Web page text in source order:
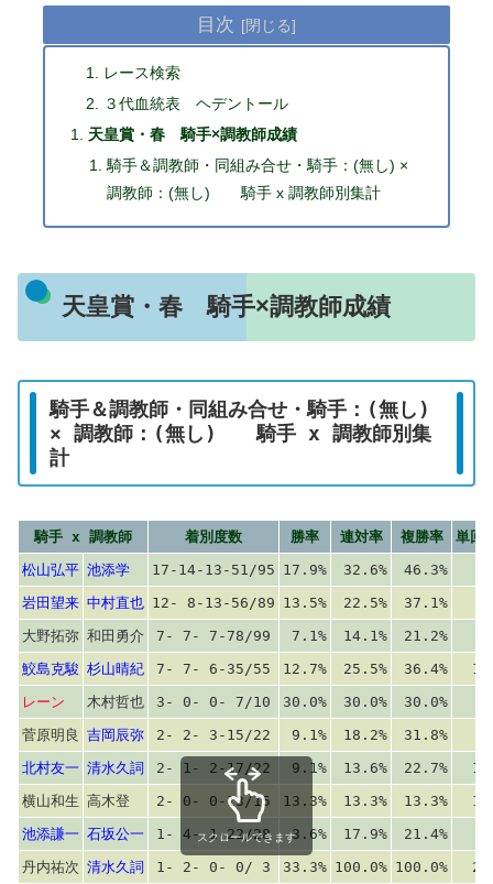
目次
レース検索
３代血統表 ヘデントール
天皇賞・春 騎手×調教師成績
騎手＆調教師・同組み合せ・騎手：(無し) ×
調教師：(無し) 騎手 x 調教師別集計
天皇賞・春 騎手×調教師成績
騎手＆調教師・同組み合せ・騎手：(無し)
× 調教師：(無し) 騎手 x 調教師別集
計
騎手 x 調教師 着別度数 勝率 連対率 複勝率
単回
松山弘平 池添学 17-14-13-51/95 17.9% 32.6% 46.3%
岩田望来 中村直也 12- 8-13-56/89 13.5% 22.5% 37.1%
大野拓弥 和田勇介 7- 7- 7-78/99 7.1% 14.1% 21.2%
鮫島克駿 杉山晴紀 7- 7- 6-35/55 12.7% 25.5% 36.4%
レーン
木村哲也 3- 0- 0- 7/10 30.0% 30.0% 30.0%
菅原明良 吉岡辰弥 2- 2- 3-15/22 9.1% 18.2% 31.8%
北村友一 清水久詞 2- 1- 2-17/22 9.1% 13.6% 22.7%
横山和生 高木登 2- 0- 0-13/15 13.3% 13.3% 13.3%
池添謙一 石坂公一 1- 4- 1-22/28 3.6% 17.9% 21.4%
丹内祐次 清水久詞 1- 2- 0- 0/ 3 33.3% 100.0% 100.0%
スクロールできます